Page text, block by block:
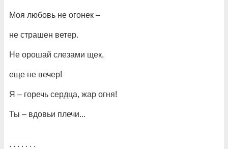
Моя любовь не огонек –
не страшен ветер.
Не орошай слезами щек,
еще не вечер!
Я – горечь сердца, жар огня!
Ты – вдовьи плечи...
. . . . . . .